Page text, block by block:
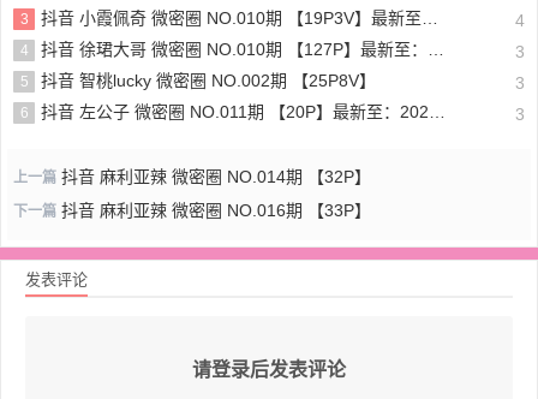
3 抖音 小霞佩奇 微密圈 NO.010期 【19P3V】最新至：2025.5.26 4
4 抖音 徐珺大哥 微密圈 NO.010期 【127P】最新至：2024.1.19 3
5 抖音 智桃lucky 微密圈 NO.002期 【25P8V】 3
6 抖音 左公子 微密圈 NO.011期 【20P】最新至：2024.5.13 3
上一篇 抖音 麻利亚辣 微密圈 NO.014期 【32P】
下一篇 抖音 麻利亚辣 微密圈 NO.016期 【33P】
发表评论
请登录后发表评论